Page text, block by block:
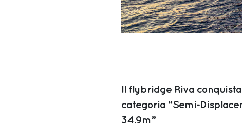
Il flybridge Riva
categoria “Semi-
34.9m”